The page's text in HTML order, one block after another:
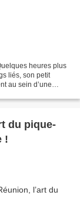
heures plus
liés, son petit
au sein d’une
du pique-
!